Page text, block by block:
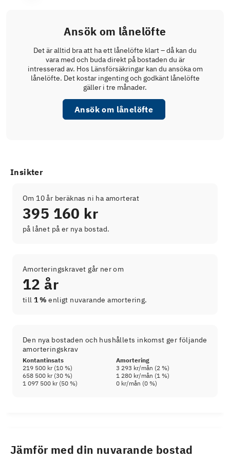
Ansök om lånelöfte
Det är alltid bra att ha ett lånelöfte klart – då kan du
vara med och buda direkt på bostaden du är
intresserad av. Hos Länsförsäkringar kan du ansöka om
lånelöfte. Det kostar ingenting och godkänt lånelöfte
gäller i tre månader.
Ansök om lånelöfte
Insikter
Om 10 år beräknas ni ha amorterat
395 160 kr
på lånet på er nya bostad.
Amorteringskravet går ner om
12 år
till 1 % enligt nuvarande amortering.
Den nya bostaden och hushållets inkomst ger följande
amorteringskrav
Kontantinsats
Amortering
219 500 kr(10 %) 3 293 kr/mån (2 %)
658 500 kr(30 %) 1 280 kr/mån (1 %)
1 097 500 kr(50 %) 0 kr/mån (0 %)
Jämför med din nuvarande bostad